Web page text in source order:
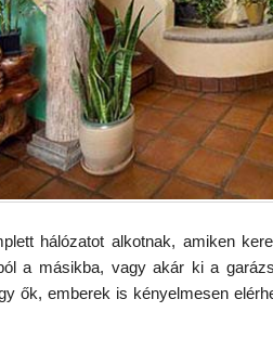
hálózatot alkotnak, amiken
a másikba, vagy akár ki a
ők, emberek is kényelmesen